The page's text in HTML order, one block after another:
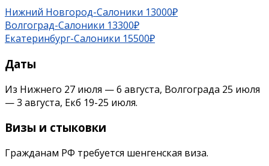
Нижний Новгород-Салоники 13000₽
Волгоград-Салоники 13300₽
Екатеринбург-Салоники 15500₽
Даты
Из Нижнего 27 июля — 6 августа, Волгограда 25 июля
— 3 августа, Екб 19-25 июля.
Визы и стыковки
Гражданам РФ требуется шенгенская виза.